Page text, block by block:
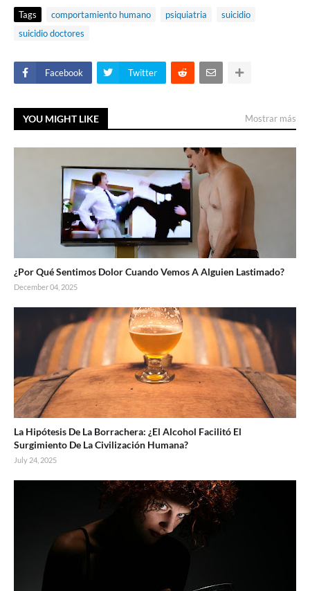
Tags comportamiento humano psiquiatria
suicidio
suicidio doctores
Facebook Twitter
YOU MIGHT LIKE Mostrar más
¿Por Qué Sentimos Dolor Cuando Vemos A Alguien Lastimado?
December 04, 2025
La Hipótesis De La Borrachera: ¿El Alcohol Facilitó El
Surgimiento De La Civilización Humana?
July 24, 2025